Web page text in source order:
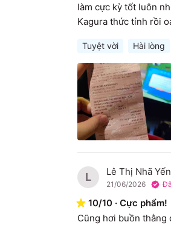
làm cực kỳ tốt luôn
Kagura thức tỉnh rồi
Tuyệt vời Hài lòng
L Lê Thị Nhã Yến
21/06/2026
10/10 · Cực phẩm!
Cũng hơi buồn thằng